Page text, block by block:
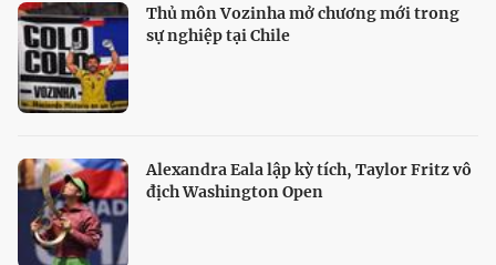
Thủ môn Vozinha mở chương mới trong
sự nghiệp tại Chile
Alexandra Eala lập kỳ tích, Taylor Fritz vô
địch Washington Open